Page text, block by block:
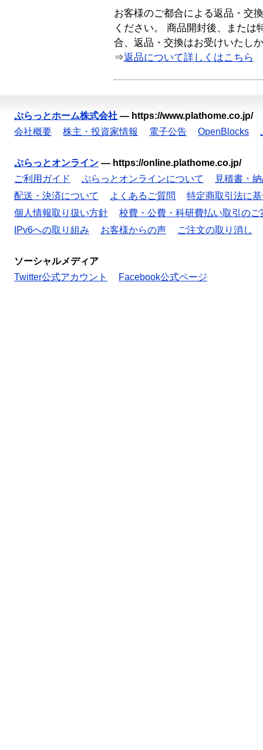
お客様のご都合による返品・交
ください。 商品開封後、または
合、返品・交換はお受けいたし
⇒返品について詳しくはこちら
ぷらっとホーム株式会社 — https://www.plathome.co.jp/
会社概要
株主・投資家情報 電子公告 OpenBlocks
ぷらっとオンライン — https://online.plathome.co.jp/
ご利用ガイド
ぷらっとオンラインについて
見積書・
配送・決済について
よくあるご質問
特定商取引法に
個人情報取り扱い方針
校費・公費・科研費払い取引のご
IPv6への取り組み
お客様からの声 ご注文の取り消し
ソーシャルメディア
Twitter公式アカウント
Facebook公式ページ